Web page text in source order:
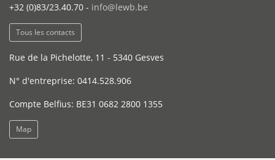
+32 (0)83/23.40.70 - info@lewb.be
Tous les contacts
Rue de la Pichelotte, 11 - 5340 Gesves
N° d'entreprise: 0414.528.906
Compte Belfius: BE31 0682 2800 1355
Map